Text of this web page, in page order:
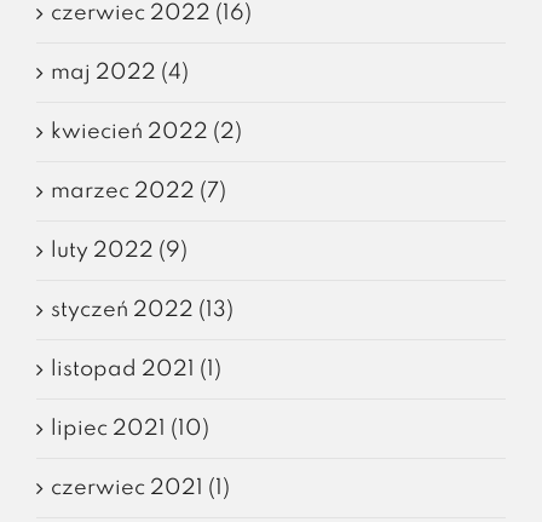
czerwiec 2022 (16)
maj 2022 (4)
kwiecień 2022 (2)
marzec 2022 (7)
luty 2022 (9)
styczeń 2022 (13)
listopad 2021 (1)
lipiec 2021 (10)
czerwiec 2021 (1)